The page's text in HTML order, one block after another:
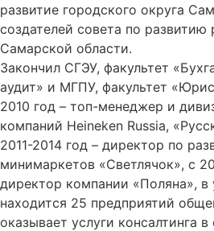
развитие городского округа
создателей совета по развитию
Самарской области.
Закончил СГЭУ, факультет
аудит» и МГПУ, факультет
2010 год – топ-менеджер и
компаний Heineken Russia,
2011-2014 год – директор по
минимаркетов «Светлячок», с
директор компании «Поляна», в
находится 25 предприятий
оказывает услуги консалтинга